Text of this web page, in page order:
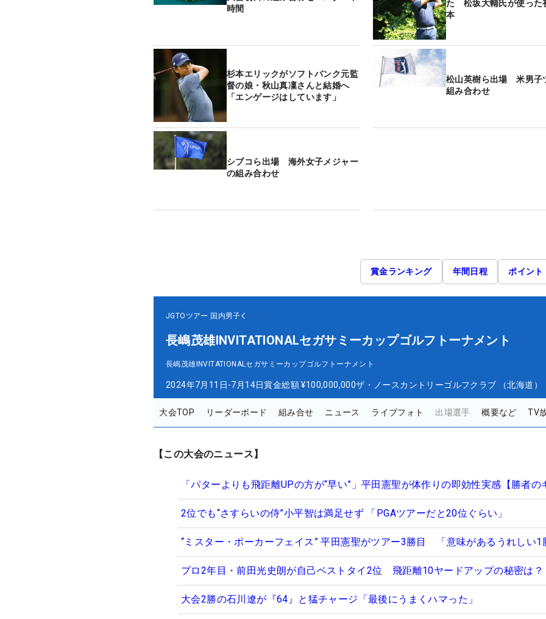
時間
た 松坂大輔氏が使った
本
杉本エリックがソフトバンク元監
督の娘・秋山真凜さんと結婚へ
「エンゲージはしています」
松山英樹ら出場 米男子
組み合わせ
シブコら出場 海外女子メジャー
の組み合わせ
賞金ランキング 年間日程 ポイント
JGTOツアー 国内男子
長嶋茂雄INVITATIONALセガサミーカップゴルフトーナメント
長嶋茂雄INVITATIONALセガサミーカップゴルフトーナメント
2024年7月11日-7月14日賞金総額 ¥100,000,000ザ・ノースカントリーゴルフクラブ （北海道）
大会TOP リーダーボード 組み合せ ニュース ライブフォト 出場選手 概要など TV
【この大会のニュース】
「パターよりも飛距離UPの方が“早い”」平田憲聖が体作りの即効性実感【勝者の
2位でも“さすらいの侍”小平智は満足せず 「PGAツアーだと20位ぐらい」
“ミスター・ポーカーフェイス” 平田憲聖がツアー3勝目 「意味があるうれしい1
プロ2年目・前田光史朗が自己ベストタイ2位 飛距離10ヤードアップの秘密は？
大会2勝の石川遼が『64』と猛チャージ「最後にうまくハマった」